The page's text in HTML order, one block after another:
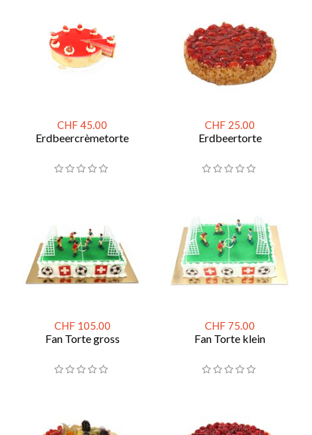
CHF 45.00
Erdbeercrèmetorte
CHF 25.00
Erdbeertorte
CHF 105.00
Fan Torte gross
CHF 75.00
Fan Torte klein